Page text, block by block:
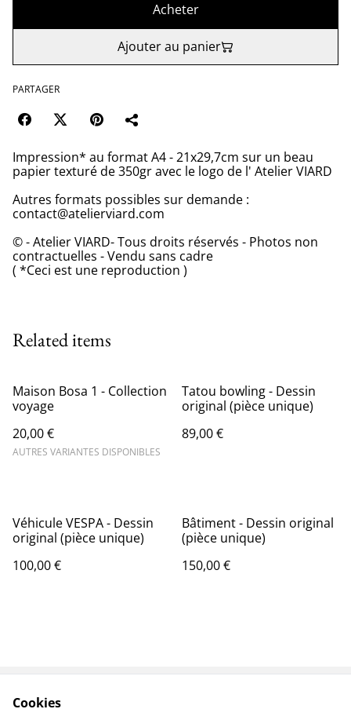
Acheter
Ajouter au panier
PARTAGER
Impression* au format A4 - 21x29,7cm sur un beau
papier texturé de 350gr avec le logo de l' Atelier VIARD
Autres formats possibles sur demande :
contact@atelierviard.com
© - Atelier VIARD- Tous droits réservés - Photos non
contractuelles - Vendu sans cadre
( *Ceci est une reproduction )
Related items
Maison Bosa 1 - Collection
voyage
20,00 €
AUTRES VARIANTES DISPONIBLES
Tatou bowling - Dessin
original (pièce unique)
89,00 €
Véhicule VESPA - Dessin
original (pièce unique)
100,00 €
Bâtiment - Dessin original
(pièce unique)
150,00 €
Cookies